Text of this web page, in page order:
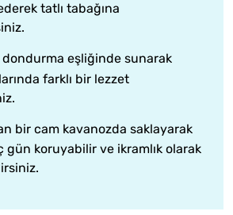
tatlı tabağına
eşliğinde sunarak
farklı bir lezzet
bir cam kavanozda saklayarak
gün koruyabilir ve ikramlık olarak